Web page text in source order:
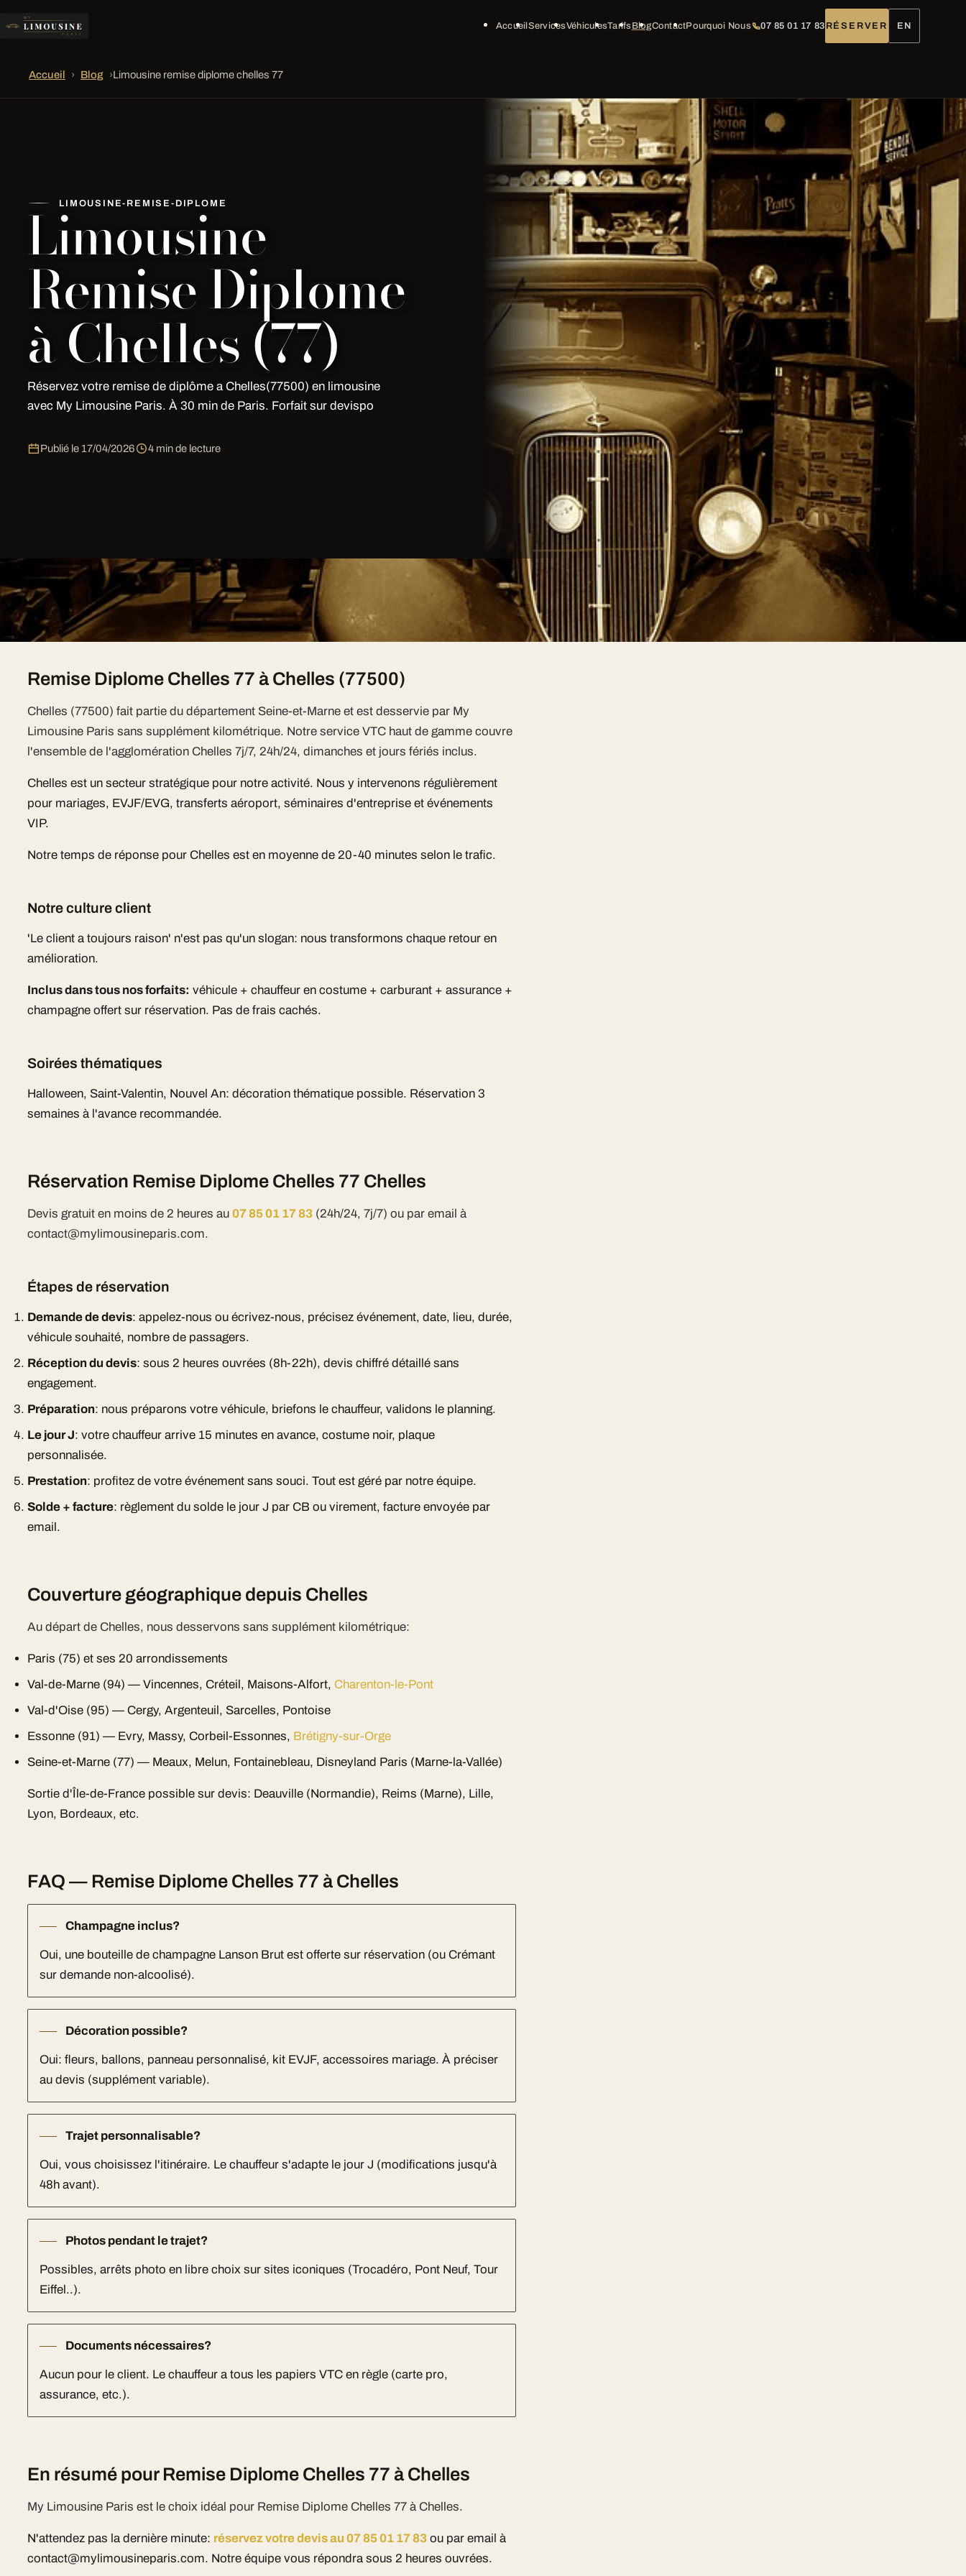
AccueilServicesVéhiculesTarifsBlogContactPourquoi Nous 07 85 01 17 83 RÉSERVER EN
Accueil › Blog ›Limousine remise diplome chelles 77
LIMOUSINE-REMISE-DIPLOME
Limousine
Remise Diplome
à Chelles (77)
Réservez votre remise de diplôme a Chelles(77500) en limousine
avec My Limousine Paris. À 30 min de Paris. Forfait sur devispo
Publié le 17/04/2026 4 min de lecture
Faites confiance à un spécialiste local pour Remise Diplome Chelles 77 à Chelles
intervention rapide, connaissance terrain, qualité éprouvée.
Remise Diplome Chelles 77 à Chelles (77500)
Chelles (77500) fait partie du département Seine-et-Marne et est desservie par My
Limousine Paris sans supplément kilométrique. Notre service VTC haut de gamme couvre
l'ensemble de l'agglomération Chelles 7j/7, 24h/24, dimanches et jours fériés inclus.
Chelles est un secteur stratégique pour notre activité. Nous y intervenons régulièrement
pour mariages, EVJF/EVG, transferts aéroport, séminaires d'entreprise et événements
VIP.
Notre temps de réponse pour Chelles est en moyenne de 20-40 minutes selon le trafic.
Notre culture client
'Le client a toujours raison' n'est pas qu'un slogan: nous transformons chaque retour en
amélioration.
Inclus dans tous nos forfaits: véhicule + chauffeur en costume + carburant + assurance +
champagne offert sur réservation. Pas de frais cachés.
Soirées thématiques
Halloween, Saint-Valentin, Nouvel An: décoration thématique possible. Réservation 3
semaines à l'avance recommandée.
Réservation Remise Diplome Chelles 77 Chelles
Devis gratuit en moins de 2 heures au07 85 01 17 83 (24h/24, 7j/7) ou par email à
contact@mylimousineparis.com.
Étapes de réservation
Demande de devis: appelez-nous ou écrivez-nous, précisez événement, date, lieu, durée,
véhicule souhaité, nombre de passagers.
Réception du devis: sous 2 heures ouvrées (8h-22h), devis chiffré détaillé sans
engagement.
Préparation: nous préparons votre véhicule, briefons le chauffeur, validons le planning.
Le jour J: votre chauffeur arrive 15 minutes en avance, costume noir, plaque
personnalisée.
Prestation: profitez de votre événement sans souci. Tout est géré par notre équipe.
Solde + facture: règlement du solde le jour J par CB ou virement, facture envoyée par
email.
Couverture géographique depuis Chelles
Au départ de Chelles, nous desservons sans supplément kilométrique:
Paris (75) et ses 20 arrondissements
Val-de-Marne (94) — Vincennes, Créteil, Maisons-Alfort, Charenton-le-Pont
Val-d'Oise (95) — Cergy, Argenteuil, Sarcelles, Pontoise
Essonne (91) — Evry, Massy, Corbeil-Essonnes, Brétigny-sur-Orge
Seine-et-Marne (77) — Meaux, Melun, Fontainebleau, Disneyland Paris (Marne-la-Vallée)
Sortie d'Île-de-France possible sur devis: Deauville (Normandie), Reims (Marne), Lille,
Lyon, Bordeaux, etc.
FAQ — Remise Diplome Chelles 77 à Chelles
Champagne inclus?
Oui, une bouteille de champagne Lanson Brut est offerte sur réservation (ou Crémant
sur demande non-alcoolisé).
Décoration possible?
Oui: fleurs, ballons, panneau personnalisé, kit EVJF, accessoires mariage. À préciser
au devis (supplément variable).
Trajet personnalisable?
Oui, vous choisissez l'itinéraire. Le chauffeur s'adapte le jour J (modifications jusqu'à
48h avant).
Photos pendant le trajet?
Possibles, arrêts photo en libre choix sur sites iconiques (Trocadéro, Pont Neuf, Tour
Eiffel..).
Documents nécessaires?
Aucun pour le client. Le chauffeur a tous les papiers VTC en règle (carte pro,
assurance, etc.).
En résumé pour Remise Diplome Chelles 77 à Chelles
My Limousine Paris est le choix idéal pour Remise Diplome Chelles 77 à Chelles.
N'attendez pas la dernière minute: réservez votre devis au 07 85 01 17 83 ou par email à
contact@mylimousineparis.com. Notre équipe vous répondra sous 2 heures ouvrées.